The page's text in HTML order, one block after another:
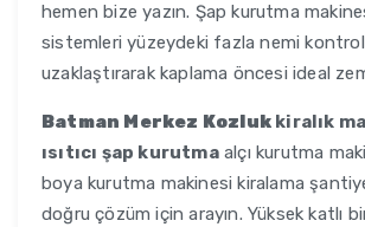
hemen bize yazın. Şap kurutma
sistemleri yüzeydeki fazla nemi
uzaklaştırarak kaplama öncesi ideal
Batman Merkez Kozluk kiralık
ısıtıcı şap kurutmaalçı kurutma
boya kurutma makinesi kiralama
doğru çözüm için arayın. Yüksek katlı